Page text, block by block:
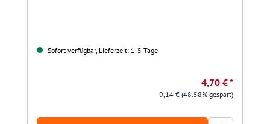
Sofort verfügbar, Lieferzeit: 1-5 Tage
4,70 € *
9,14 €(48.58% gespart)